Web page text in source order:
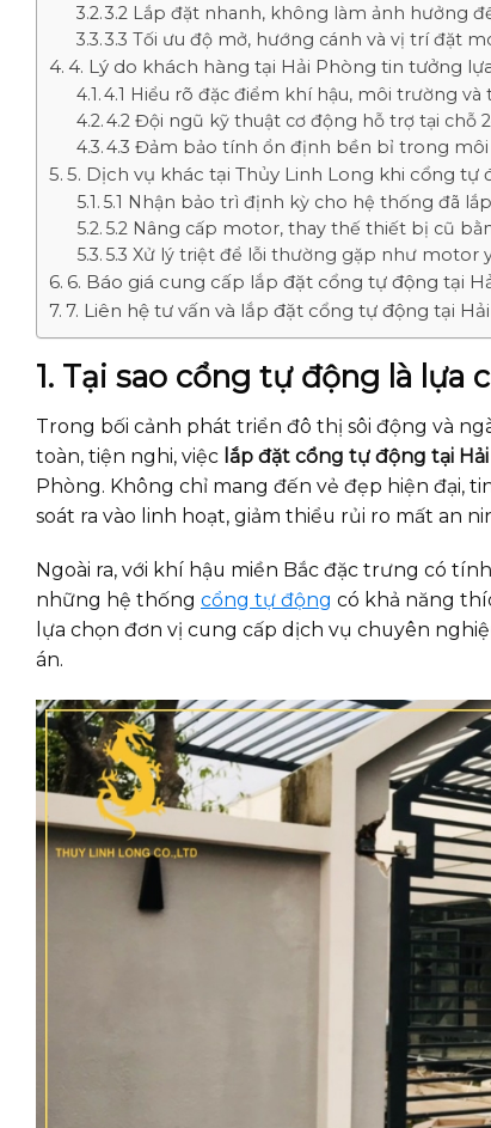
3.2 Lắp đặt nhanh, không làm ảnh hưởng
3.3 Tối ưu độ mở, hướng cánh và vị trí đặt
4. Lý do khách hàng tại Hải Phòng tin tưởng
4.1 Hiểu rõ đặc điểm khí hậu, môi trường và
4.2 Đội ngũ kỹ thuật cơ động hỗ trợ tại chỗ
4.3 Đảm bảo tính ổn định bền bỉ trong
5. Dịch vụ khác tại Thủy Linh Long khi cổng tự
5.1 Nhận bảo trì định kỳ cho hệ thống đã
5.2 Nâng cấp motor, thay thế thiết bị cũ
5.3 Xử lý triệt để lỗi thường gặp như motor
6. Báo giá cung cấp lắp đặt cổng tự động tại
7. Liên hệ tư vấn và lắp đặt cổng tự động tại
1. Tại sao cổng tự động là
Trong bối cảnh phát triển đô thị sôi động và
toàn, tiện nghi, việc lắp đặt cổng tự động tại
Phòng. Không chỉ mang đến vẻ đẹp hiện đại,
soát ra vào linh hoạt, giảm thiểu rủi ro mất an
Ngoài ra, với khí hậu miền Bắc đặc trưng có
những hệ thống cổng tự động có khả năng
lựa chọn đơn vị cung cấp dịch vụ chuyên
án.